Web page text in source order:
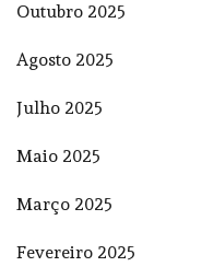
Outubro 2025
Agosto 2025
Julho 2025
Maio 2025
Março 2025
Fevereiro 2025